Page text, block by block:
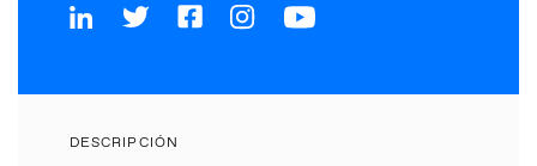
DESCRIPCIÓN